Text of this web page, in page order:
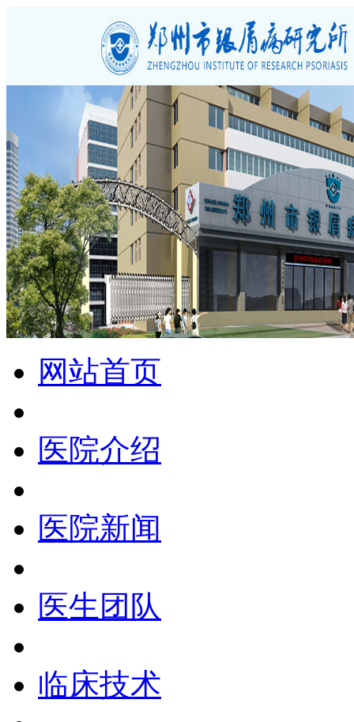
网站首页
医院介绍
医院新闻
医生团队
临床技术